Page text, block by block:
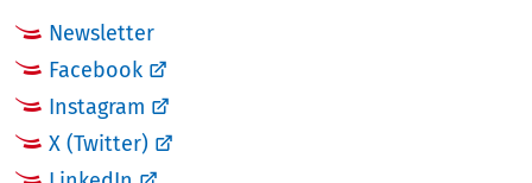
Newsletter
Facebook
Instagram
X (Twitter)